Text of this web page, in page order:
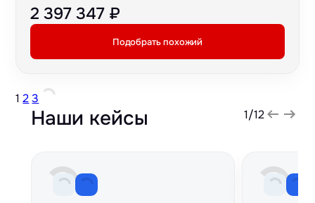
2 397 347 ₽
Подобрать похожий
1 2 3
Наши кейсы 1/12